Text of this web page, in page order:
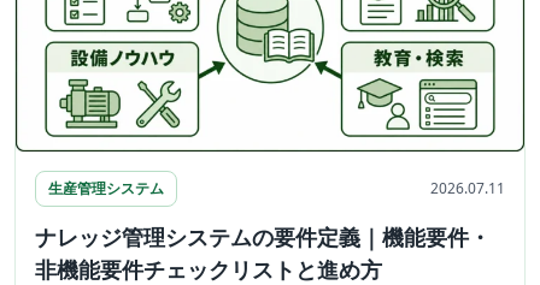
生産管理システム 2026.07.11
ナレッジ管理システムの要件定義｜機能要件・
非機能要件チェックリストと進め方